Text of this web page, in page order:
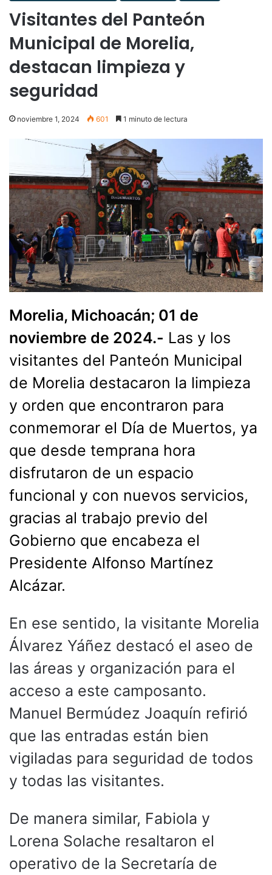
Visitantes del Panteón
Municipal de Morelia,
destacan limpieza y
seguridad
noviembre 1, 2024 601 1 minuto de lectura
Morelia, Michoacán; 01 de
noviembre de 2024.- Las y los
visitantes del Panteón Municipal
de Morelia destacaron la limpieza
y orden que encontraron para
conmemorar el Día de Muertos, ya
que desde temprana hora
disfrutaron de un espacio
funcional y con nuevos servicios,
gracias al trabajo previo del
Gobierno que encabeza el
Presidente Alfonso Martínez
Alcázar.
En ese sentido, la visitante Morelia
Álvarez Yáñez destacó el aseo de
las áreas y organización para el
acceso a este camposanto.
Manuel Bermúdez Joaquín refirió
que las entradas están bien
vigiladas para seguridad de todos
y todas las visitantes.
De manera similar, Fabiola y
Lorena Solache resaltaron el
operativo de la Secretaría de